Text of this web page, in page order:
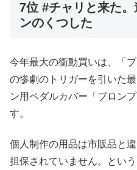
7位 #チャリと来た
ンのくつした
今年最大の衝動買いは、「
の惨劇のトリガーを引いた
ン用ペダルカバー「ブロン
す。
個人制作の用品は市販品と
担保されていません。とい